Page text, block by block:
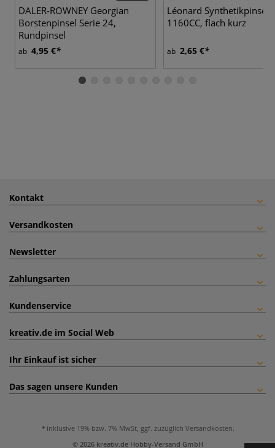
DALER-ROWNEY Georgian
Borstenpinsel Serie 24,
Rundpinsel
ab 4,95 €
Léonard Synthetikpinsel
1160CC, flach kurz
ab 2,65 €
Kontakt
Versandkosten
Newsletter
Zahlungsarten
Kundenservice
kreativ.de im Social Web
Ihr Einkauf ist sicher
Das sagen unsere Kunden
inklusive 19% bzw. 7% MwSt, ggf. zuzüglich Versandkosten.
© 2026 kreativ.de Hobby-Versand GmbH